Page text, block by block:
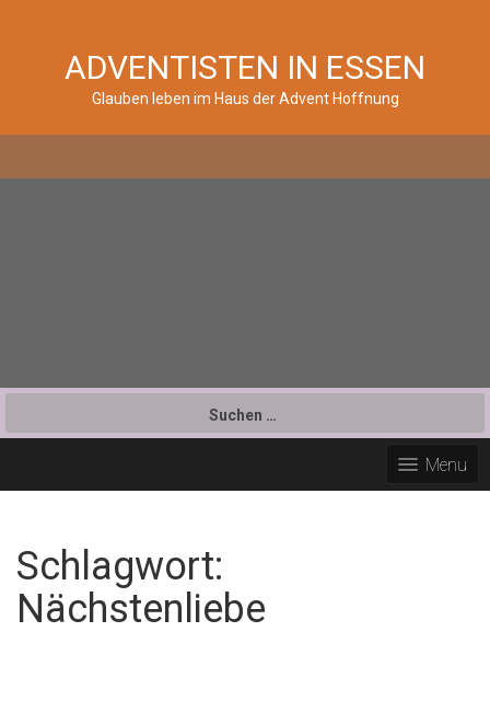
ADVENTISTEN IN ESSEN
Glauben leben im Haus der Advent Hoffnung
Menu
Schlagwort:
Nächstenliebe